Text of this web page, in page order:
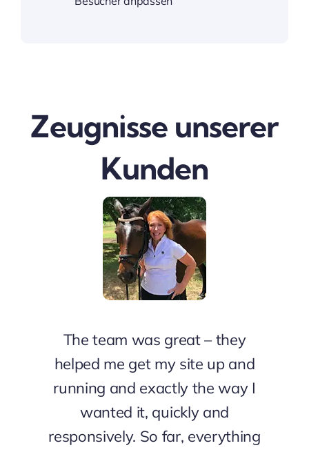
Zeugnisse unserer
Kunden
The team was great – they
helped me get my site up and
running and exactly the way I
wanted it, quickly and
responsively. So far, everything